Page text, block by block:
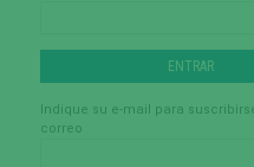
Indique su e-mail para
correo